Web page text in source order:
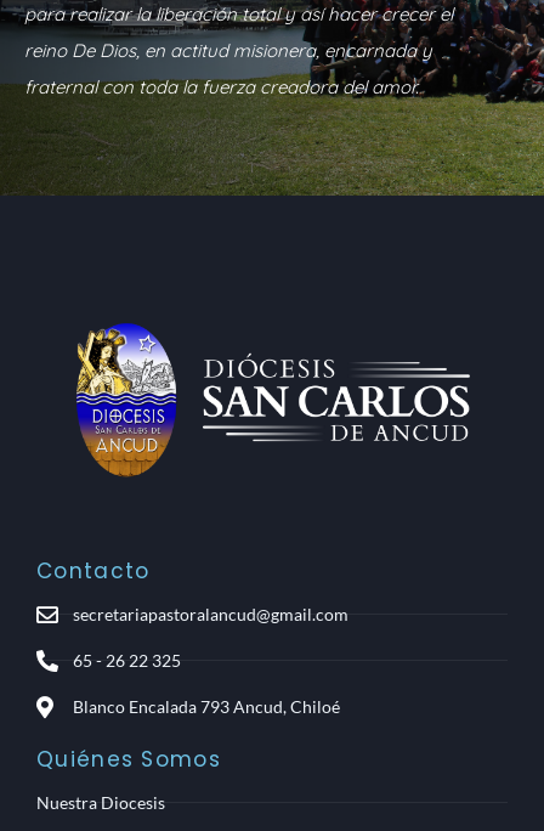
para realizar la liberación total y así hacer crecer el
reino De Dios, en actitud misionera, encarnada y
fraternal con toda la fuerza creadora del amor.
Contacto
secretariapastoralancud@gmail.com
65 - 26 22 325
Blanco Encalada 793 Ancud, Chiloé
Quiénes Somos
Nuestra Diocesis